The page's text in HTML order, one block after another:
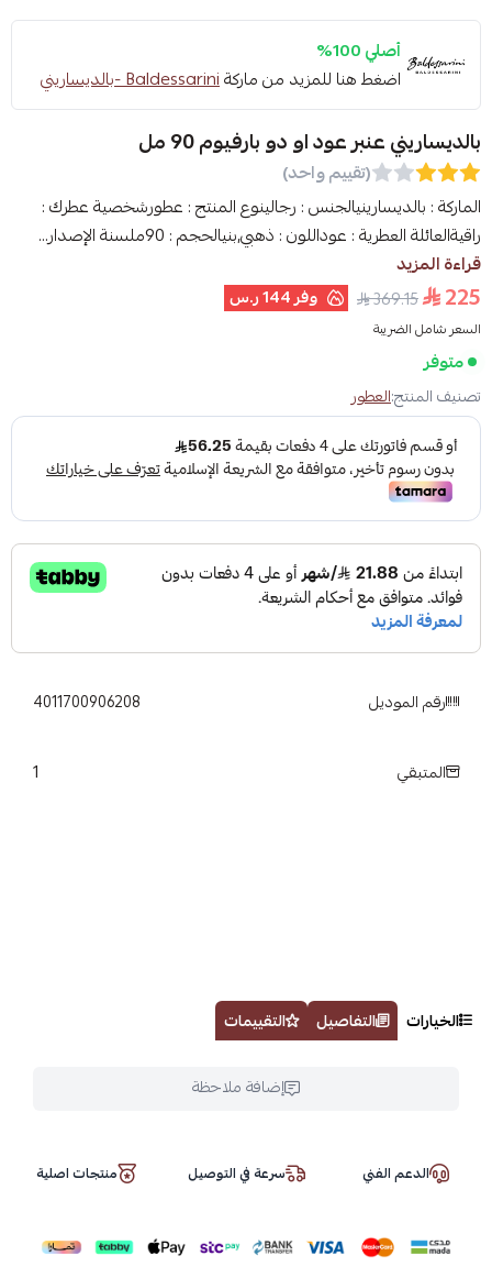
أصلي 100%
اضغط هنا للمزيد من ماركةBaldessarini -بالديساريني
بالديساريني عنبر عود او دو بارفيوم 90 مل
(تقييم واحد)
الماركة : بالديسارينيالجنس : رجالينوع المنتج : عطورشخصية عطرك :
راقيةالعائلة العطرية : عوداللون : ذهبي,بنيالحجم : 90ملسنة الإصدار...
قراءة المزيد
225
369.15 وفر144 ر.س
السعر شامل الضريبة
متوفر
تصنيف المنتج:العطور
رقم الموديل 4011700906208
المتبقي 1
الخيارات التفاصيل التقييمات
إضافة ملاحظة
الدعم الفني سرعة في التوصيل منتجات اصلية